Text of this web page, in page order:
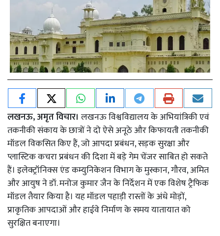
लखनऊ, अमृत विचार। लखनऊ विश्वविद्यालय के अभियांत्रिकी एवं
तकनीकी संकाय के छात्रों ने दो ऐसे अनूठे और किफायती तकनीकी
मॉडल विकसित किए हैं, जो आपदा प्रबंधन, सड़क सुरक्षा और
प्लास्टिक कचरा प्रबंधन की दिशा में बड़े गेम चेंजर साबित हो सकते
हैं। इलेक्ट्रॉनिक्स एंड कम्युनिकेशन विभाग के मुस्कान, गौरव, अमित
और आयुष ने डॉ. मनोज कुमार जैन के निर्देशन में एक विशेष ट्रैफिक
मॉडल तैयार किया है। यह मॉडल पहाड़ी रास्तों के अंधे मोड़ों,
प्राकृतिक आपदाओं और हाईवे निर्माण के समय यातायात को
सुरक्षित बनाएगा।